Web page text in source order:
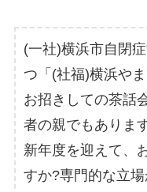
(一社)横浜市自閉
つ「(社福)横浜や
お招きしての茶話
者の親でもあります
新年度を迎えて、
すか?専門的な立